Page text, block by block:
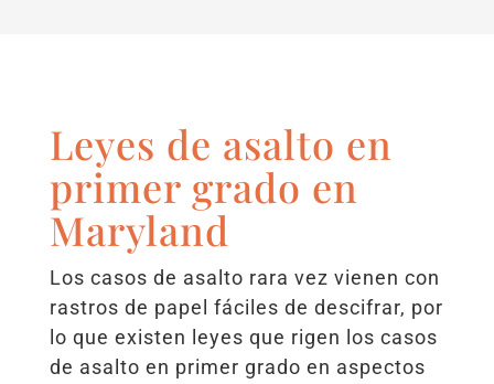
Leyes de asalto en
primer grado en
Maryland
Los casos de asalto rara vez vienen con
rastros de papel fáciles de descifrar, por
lo que existen leyes que rigen los casos
de asalto en primer grado en aspectos